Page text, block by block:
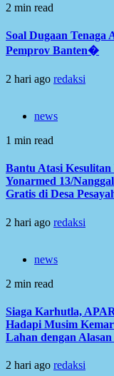
2 min read
Soal Dugaan
Pemprov Banten�
2 hari ago redaksi
news
1 min read
Bantu Atasi Kesulitan
Yonarmed 13/
Gratis di Desa
2 hari ago redaksi
news
2 min read
Siaga Karhutla,
Hadapi Musim
Lahan dengan
2 hari ago redaksi